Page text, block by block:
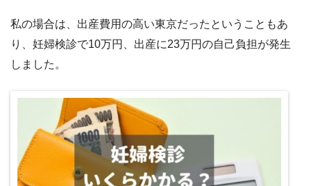
私の場合は、出産費用の高い東京だったということもあ
り、妊婦検診で10万円、出産に23万円の自己負担が発生
しました。